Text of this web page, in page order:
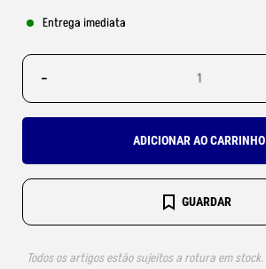
Entrega imediata
-
ADICIONAR AO CARRINHO
GUARDAR
Todos os artigos estão sujeitos a rotura em stock.